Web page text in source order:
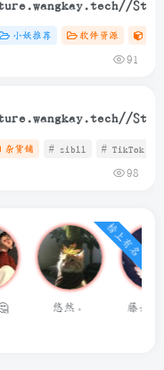
小妖推荐 软件资源
91
杂货铺 # zibll # TikTok
98
榜上有名
藤井 冬弥 用户